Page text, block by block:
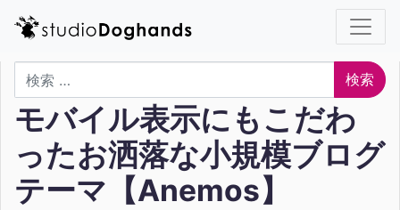
検索
モバイル表示にもこだわ
ったお洒落な小規模ブログ
テーマ【Anemos】